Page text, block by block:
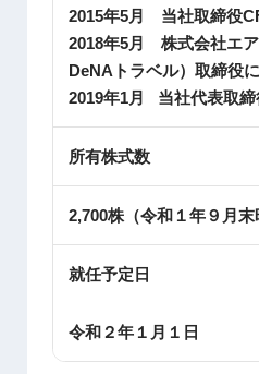
2015年5月 当社取締役
2018年5月 株式会社エ
DeNAトラベル）取締役に
2019年1月 当社代表取締
所有株式数
2,700株（令和１年９月末
就任予定日
令和２年１月１日